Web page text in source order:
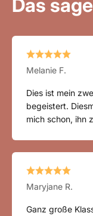
Melanie F.
Dies ist mein
begeistert.
mich schon, ihn
Maryjane R.
Ganz große